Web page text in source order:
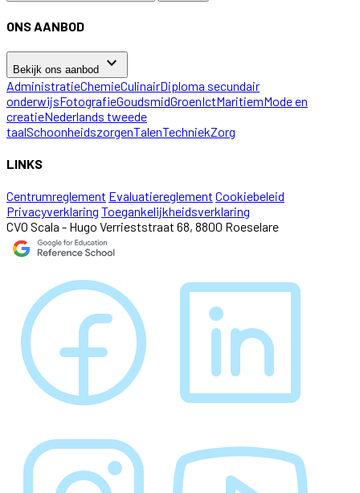
ONS AANBOD
Bekijk ons aanbod keyboard_arrow_down
AdministratieChemieCulinairDiploma secundair
onderwijsFotografieGoudsmidGroenIctMaritiemMode en
creatieNederlands tweede
taalSchoonheidszorgenTalenTechniekZorg
LINKS
Centrumreglement Evaluatiereglement Cookiebeleid
Privacyverklaring Toegankelijkheidsverklaring
CVO Scala - Hugo Verrieststraat 68, 8800 Roeselare